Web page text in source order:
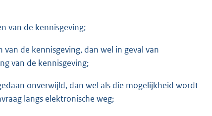
van de kennisgeving;
de kennisgeving, dan wel in geval van
van de kennisgeving;
onverwijld, dan wel als die mogelijkheid wordt
langs elektronische weg;